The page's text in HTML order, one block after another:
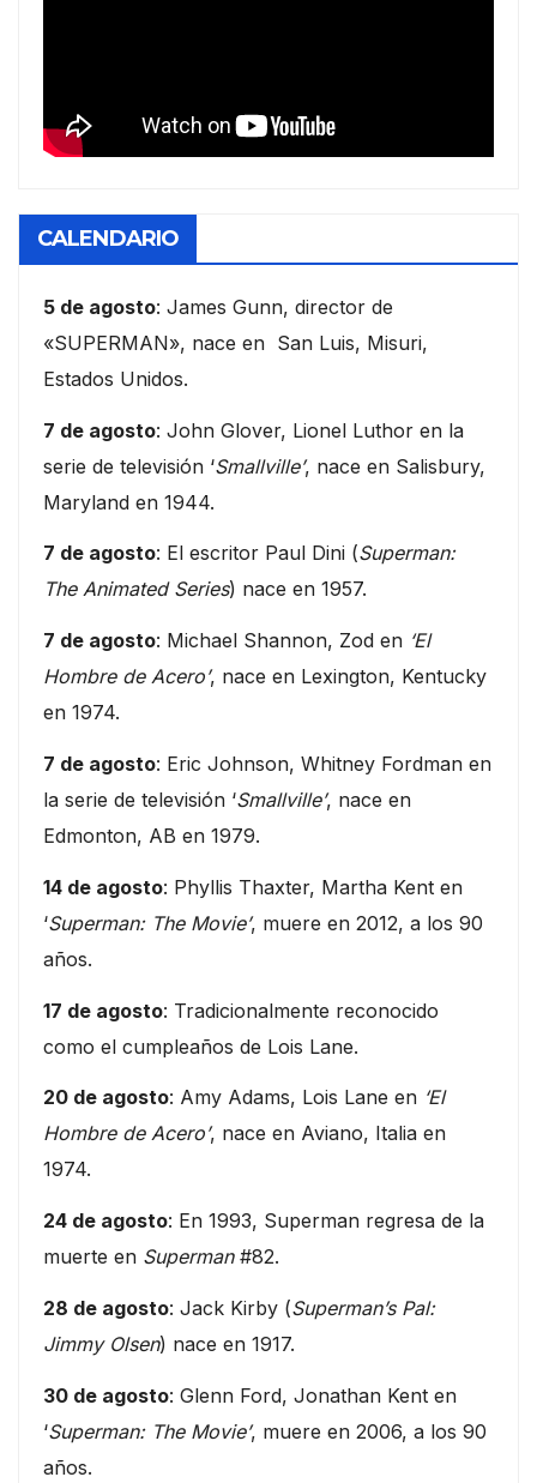
CALENDARIO
5 de agosto: James Gunn, director de
«SUPERMAN», nace en San Luis, Misuri,
Estados Unidos.
7 de agosto: John Glover, Lionel Luthor en la
serie de televisión ‘Smallville’, nace en Salisbury,
Maryland en 1944.
7 de agosto: El escritor Paul Dini (Superman:
The Animated Series) nace en 1957.
7 de agosto: Michael Shannon, Zod en ‘El
Hombre de Acero’, nace en Lexington, Kentucky
en 1974.
7 de agosto: Eric Johnson, Whitney Fordman en
la serie de televisión ‘Smallville’, nace en
Edmonton, AB en 1979.
14 de agosto: Phyllis Thaxter, Martha Kent en
‘Superman: The Movie’, muere en 2012, a los 90
años.
17 de agosto: Tradicionalmente reconocido
como el cumpleaños de Lois Lane.
20 de agosto: Amy Adams, Lois Lane en ‘El
Hombre de Acero’, nace en Aviano, Italia en
1974.
24 de agosto: En 1993, Superman regresa de la
muerte en Superman#82.
28 de agosto: Jack Kirby (Superman’s Pal:
Jimmy Olsen) nace en 1917.
30 de agosto: Glenn Ford, Jonathan Kent en
‘Superman: The Movie’, muere en 2006, a los 90
años.